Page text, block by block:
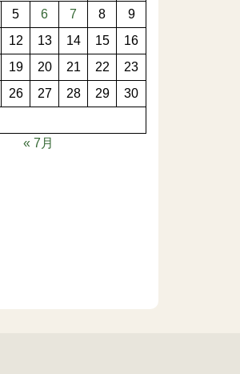
5 6 7 8
9
12 13 14 15
16
19 20 21 22
23
26 27 28 29
30
« 7月